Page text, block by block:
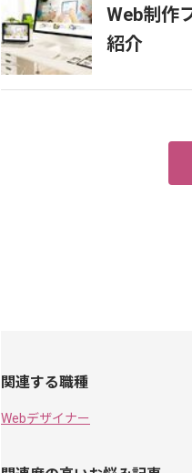
Web制作
紹介
関連する職種
Webデザイナー